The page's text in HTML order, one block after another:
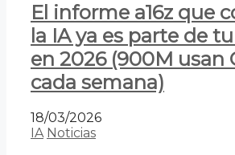
El informe a16z que
la IA ya es parte de
en 2026 (900M usan
cada semana)
18/03/2026
IA Noticias